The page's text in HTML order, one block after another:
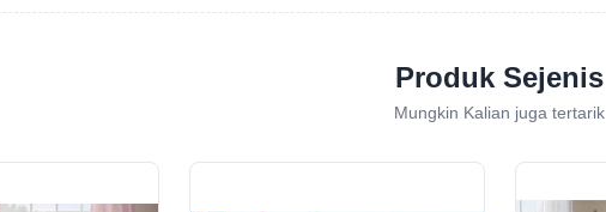
Produk Sejenis
Mungkin Kalian juga tertarik